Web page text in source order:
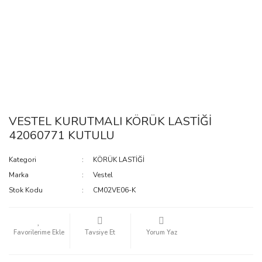
VESTEL KURUTMALI KÖRÜK LASTİĞİ
42060771 KUTULU
Kategori
KÖRÜK LASTİĞİ
Marka
Vestel
Stok Kodu
CM02VE06-K
Tavsiye Et Yorum Yaz